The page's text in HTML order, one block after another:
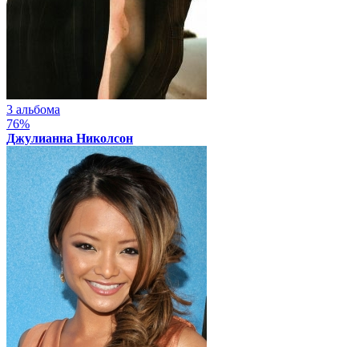
3 альбома
76%
Джулианна Николсон